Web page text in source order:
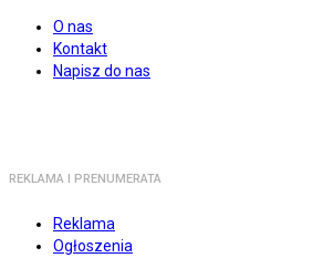
O nas
Kontakt
Napisz do nas
REKLAMA I PRENUMERATA
Reklama
Ogłoszenia